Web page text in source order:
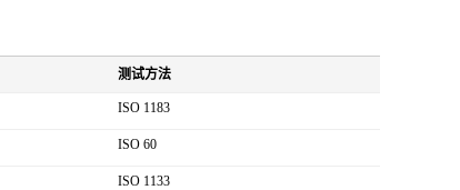
测试方法
ISO 1183
ISO 60
ISO 1133